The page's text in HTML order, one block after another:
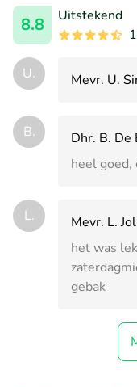
8.8
Uitstekend
U. Mevr. U.
B.
Dhr. B. De
heel goed,
L.
Mevr. L.
het was
gebak